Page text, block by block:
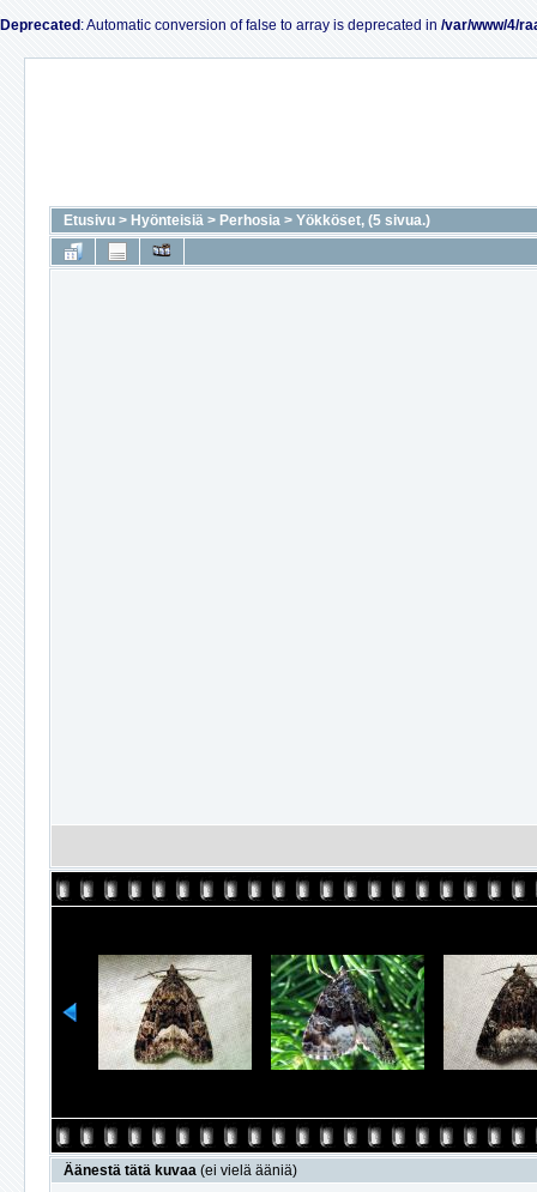
Deprecated : Automatic conversion of false to array is deprecated in /var/www/4/
Etusivu > Hyönteisiä > Perhosia > Yökköset, (5 sivua.)
Äänestä tätä kuvaa (ei vielä ääniä)